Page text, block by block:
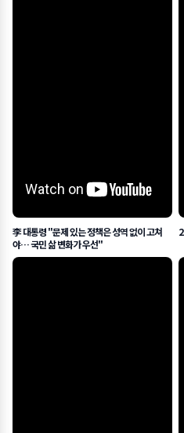
李 대통령 "문제 있는 정책은 성역 없이 고쳐
야… 국민 삶 변화가 우선"